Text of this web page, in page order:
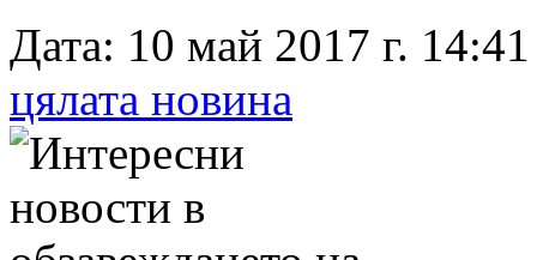
Дата: 10 май 2017 г.
цялата новина